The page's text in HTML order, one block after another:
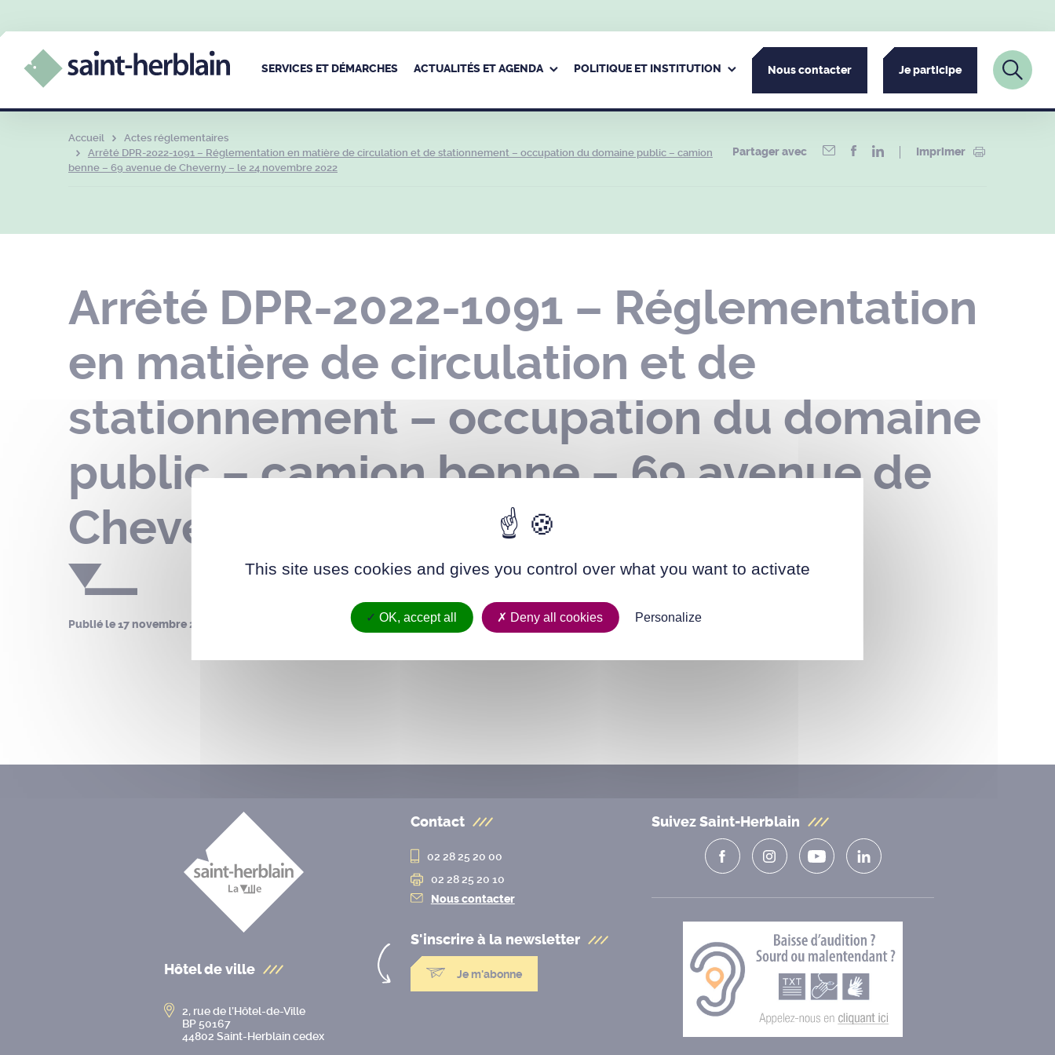
SERVICES ET DÉMARCHES ACTUALITÉS ET AGENDA POLITIQUE ET INSTITUTION Nous contacter Je participe
Accueil
Actes réglementaires
Arrêté DPR-2022-1091 – Réglementation en matière de circulation et de stationnement – occupation du domaine public – camion
benne – 69 avenue de Cheverny – le 24 novembre 2022
Partager avec Imprimer
Arrêté DPR-2022-1091 – Réglementation
en matière de circulation et de
stationnement – occupation du domaine
public – camion benne – 69 avenue de
Cheverny – le 24 novembre 2022
Publié le17 novembre 2022
Hôtel de ville
2, rue de l’Hôtel-de-Ville
BP 50167
44802 Saint-Herblain cedex
Contact
02 28 25 20 00
02 28 25 20 10
Nous contacter
S'inscrire à la newsletter
Je m'abonne
Suivez Saint-Herblain
This site uses cookies and gives you control over what you want to activate
OK, accept all Deny all cookies Personalize